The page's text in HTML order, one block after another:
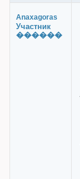
Anaxagoras
Участник
������